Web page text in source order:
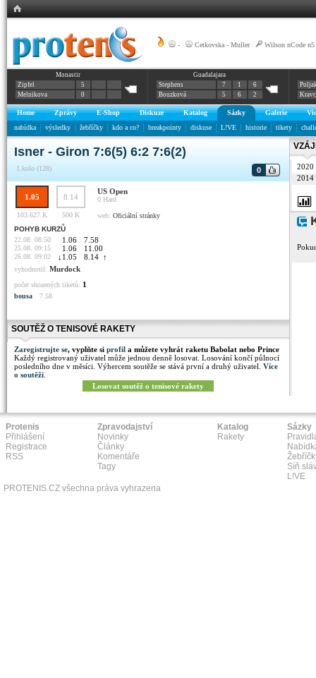
- Cetkovska - Muller| Wilson nCode n5
Monastir
Zipfel
5
Melnikova
0
Guadalajara
Stephens
7 1
6
Bouzková
5 6 2
Home Zprávy E-Shop Diskuze Katalog Sázky Galerie
nabídka
výsledky žebříčky kdo a co? breakpointy diskuse L!VE historie tikety
Isner - Giron 7:6(5) 6:2 7:6(2)
1.kolo (128) 0
1.05 8.14
US Open
0 Hard
103.627 K
500 K web: Oficiální stránky
POHYB KURZŮ
22.08. 08:50
1.06 7.58
25.08. 09:15 1.06 11.00
26.08. 09:02 ↓ 1.05 8.14 ↑
vyhodnotil: Murdock
počet shozených tiketů: 1
bousa 7.58
SOUTĚŽ O TENISOVÉ RAKETY
Zaregistrujte se, vyplňte si profil a můžete vyhrát raketu Babolat nebo Prince
Každý registrovaný uživatel může jednou denně losovat. Losování končí půlnocí
posledního dne v měsíci. Výhercem soutěže se stává první a druhý uživatel. Více
o soutěži
Losovat soutěž o tenisové rakety
2020
2014
Protenis
Přihlášení
Registrace
RSS
Zpravodajství
Novinky
Články
Komentáře
Tagy
Katalog
Rakety
Sázky
Síň
L!VE
PROTENIS.CZ všechna práva vyhrazena